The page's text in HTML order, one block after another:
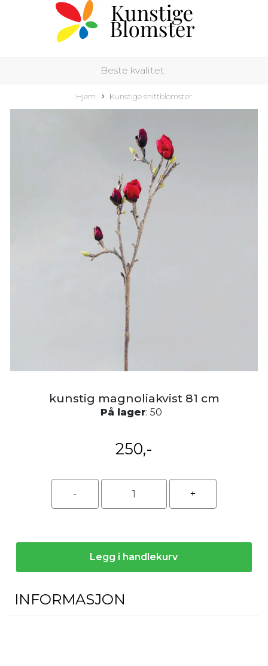
Beste kvalitet
Hjem Kunstige snittblomster
kunstig magnoliakvist 81 cm
På lager: 50
250,-
Legg i handlekurv
INFORMASJON